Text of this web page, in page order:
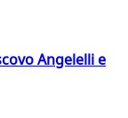
Angelelli e